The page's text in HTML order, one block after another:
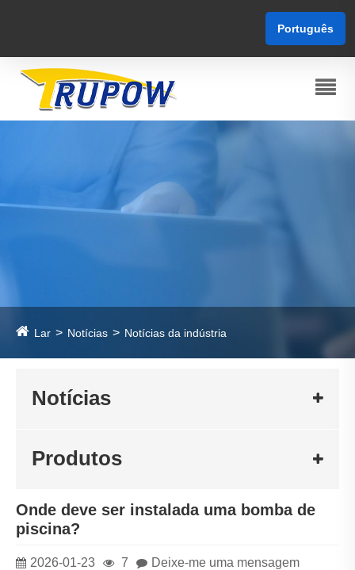
Português
Lar Notícias Notícias da indústria
Notícias
Produtos
Onde deve ser instalada uma bomba de
piscina?
2026-01-23 7 Deixe-me uma mensagem